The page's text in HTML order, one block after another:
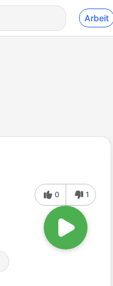
Arbeit
0 1